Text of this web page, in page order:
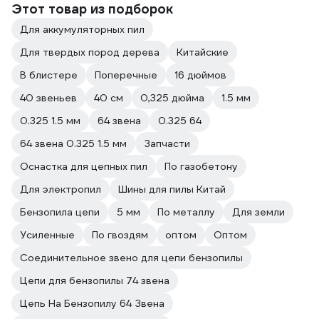
Этот товар из подборок
Для аккумуляторных пил
Для твердых пород дерева
Китайские
В блистере
Поперечные
16 дюймов
40 звеньев
40 см 0,325 дюйма
1.5 мм
0.325 1.5 мм
64 звена
0.325 64
64 звена 0.325 1.5 мм
Запчасти
Оснастка для цепных пил
По газобетону
Для электропил
Шины для пилы Китай
Бензопила цепи
5 мм По металлу
Для земли
Усиленные
По гвоздям оптом
Оптом
Соединительное звено для цепи бензопилы
Цепи для бензопилы 74 звена
Цепь На Бензопилу 64 Звена